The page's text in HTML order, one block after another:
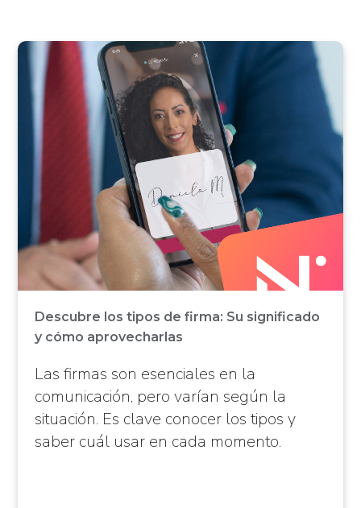
Descubre los tipos de firma: Su significado
y cómo aprovecharlas
Las firmas son esenciales en la
comunicación, pero varían según la
situación. Es clave conocer los tipos y
saber cuál usar en cada momento.